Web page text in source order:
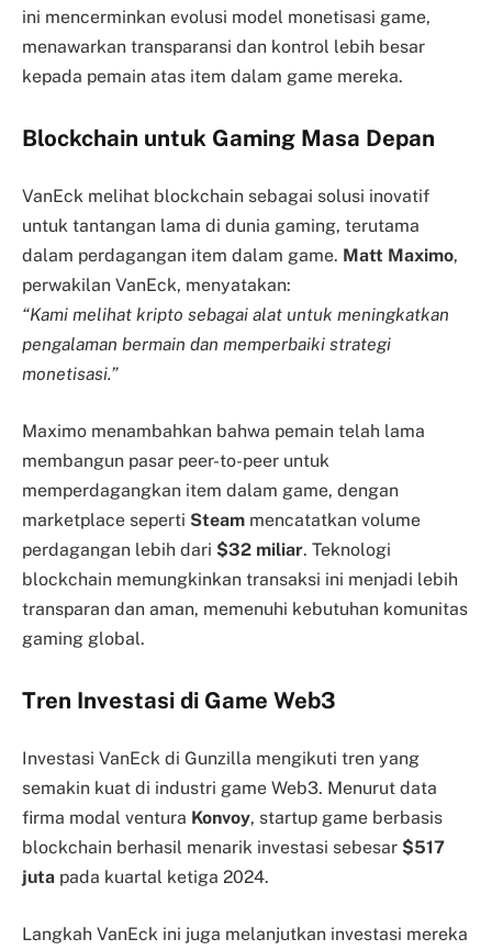
ini mencerminkan evolusi model monetisasi game,
menawarkan transparansi dan kontrol lebih besar
kepada pemain atas item dalam game mereka.
Blockchain untuk Gaming Masa Depan
VanEck melihat blockchain sebagai solusi inovatif
untuk tantangan lama di dunia gaming, terutama
dalam perdagangan item dalam game. Matt Maximo,
perwakilan VanEck, menyatakan:
“Kami melihat kripto sebagai alat untuk meningkatkan
pengalaman bermain dan memperbaiki strategi
monetisasi.”
Maximo menambahkan bahwa pemain telah lama
membangun pasar peer-to-peer untuk
memperdagangkan item dalam game, dengan
marketplace seperti Steam mencatatkan volume
perdagangan lebih dari $32 miliar. Teknologi
blockchain memungkinkan transaksi ini menjadi lebih
transparan dan aman, memenuhi kebutuhan komunitas
gaming global.
Tren Investasi di Game Web3
Investasi VanEck di Gunzilla mengikuti tren yang
semakin kuat di industri game Web3. Menurut data
firma modal ventura Konvoy, startup game berbasis
blockchain berhasil menarik investasi sebesar $517
juta pada kuartal ketiga 2024.
Langkah VanEck ini juga melanjutkan investasi mereka